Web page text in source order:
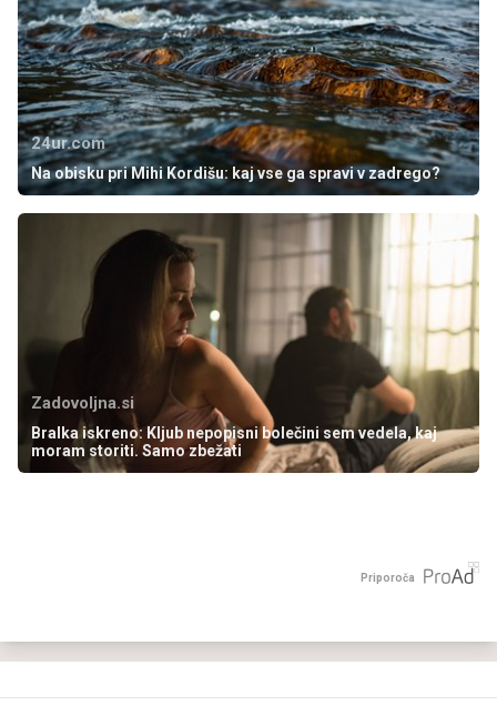
24ur.com
Na obisku pri Mihi Kordišu: kaj vse ga spravi v zadrego?
Zadovoljna.si
Bralka iskreno: Kljub nepopisni bolečini sem vedela, kaj
moram storiti. Samo zbežati
Priporoča